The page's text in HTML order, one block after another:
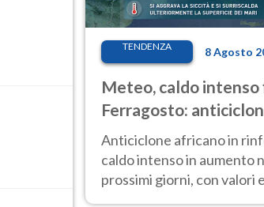
TENDENZA 8 Agosto
Meteo, caldo intenso
Ferragosto:
africano ancora
protagonista
Anticiclone africano in
caldo intenso in aumento
prossimi giorni, con valori